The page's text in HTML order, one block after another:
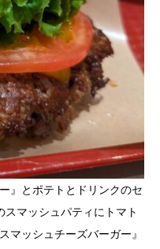
』とポテトとドリンクのセ
マッシュパティにトマト
マッシュチーズバーガー』